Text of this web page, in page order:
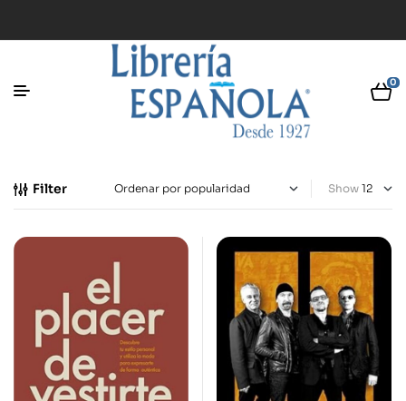
0
Filter Show